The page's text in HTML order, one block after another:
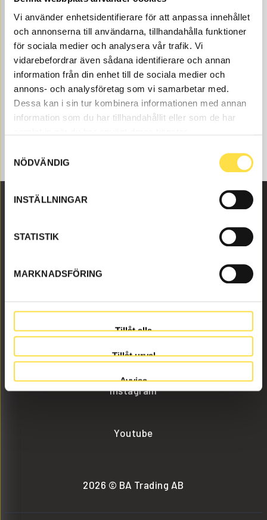
Vi använder enhetsidentifierare för att anpassa innehållet
och annonserna till användarna, tillhandahålla funktioner
för sociala medier och analysera vår trafik. Vi
vidarebefordrar även sådana identifierare och annan
information från din enhet till de sociala medier och
annons- och analysföretag som vi samarbetar med.
Dessa kan i sin tur kombinera informationen med annan
information som du har tillhandahållit eller som de har
NÖDVÄNDIG
INSTÄLLNINGAR
STATISTIK
MARKNADSFÖRING
Tillåt alla
Tillåt urval
Avvisa
original. We have machinery like for all Volvo
construction machines and these machinery parts like
o-ring (13946899, CH899, 249500300, 946899) to that
fits Volvo dumpers BM A20 6X4.
info@batrading.se
+46 (0) 152-32500
Instagram
Youtube
2026 © BA Trading AB